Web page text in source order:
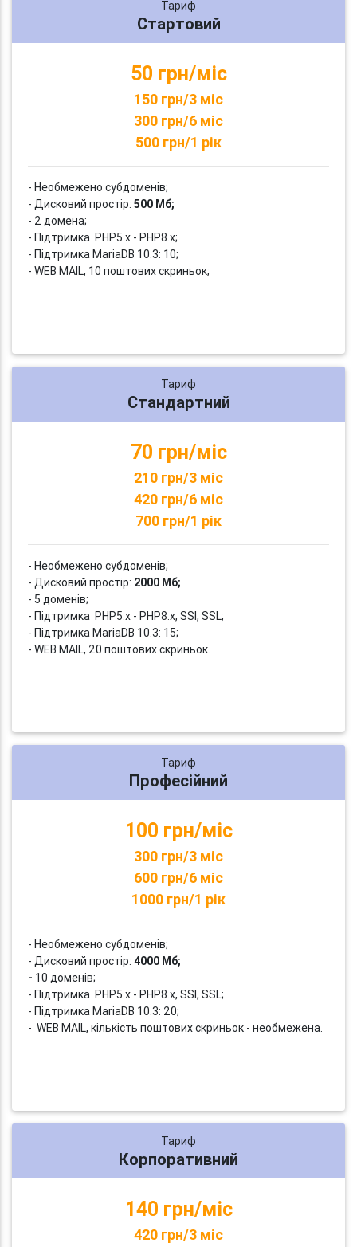
Тариф
Стартовий
50 грн/міс
150 грн/3 міс
300 грн/6 міс
500 грн/1 рік
- Необмежено субдоменів;
- Дисковий простір: 500 Мб;
- 2 домена;
- Підтримка PHP5.x - PHP8.x;
- Підтримка MariaDB 10.3: 10;
- WEB MAIL, 10 поштових скриньок;
Тариф
Стандартний
70 грн/міс
210 грн/3 міс
420 грн/6 міс
700 грн/1 рік
- Необмежено субдоменів;
- Дисковий простір: 2000 Мб;
- 5 доменів;
- Підтримка PHP5.x - PHP8.x, SSI, SSL;
- Підтримка MariaDB 10.3: 15;
- WEB MAIL, 20 поштових скриньок.
Тариф
Професійний
100 грн/міс
300 грн/3 міс
600 грн/6 міс
1000 грн/1 рік
- Необмежено субдоменів;
- Дисковий простір: 4000 Мб;
- 10 доменів;
- Підтримка PHP5.x - PHP8.x, SSI, SSL;
- Підтримка MariaDB 10.3: 20;
- WEB MAIL, кількість поштових скриньок - необмежена.
Тариф
Корпоративний
140 грн/міс
420 грн/3 міс